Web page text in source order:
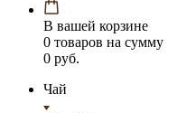
В вашей корзине
0 товаров на сумму
0 руб.
Чай